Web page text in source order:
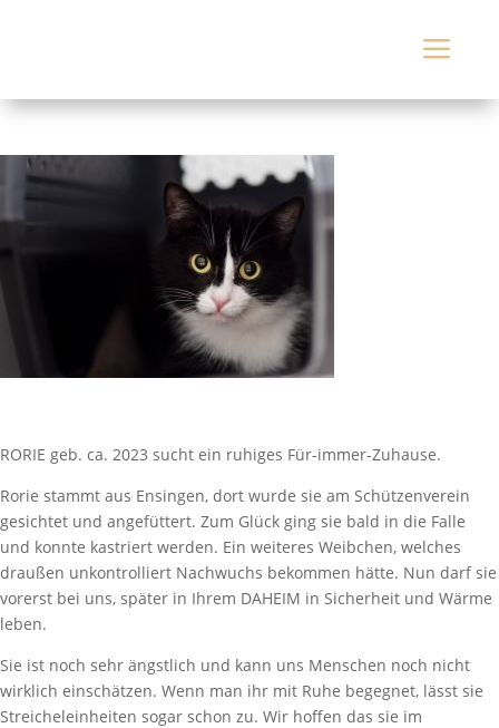
a
RORIE geb. ca. 2023 sucht ein ruhiges Für-immer-Zuhause.
Rorie stammt aus Ensingen, dort wurde sie am Schützenverein
gesichtet und angefüttert. Zum Glück ging sie bald in die Falle
und konnte kastriert werden. Ein weiteres Weibchen, welches
draußen unkontrolliert Nachwuchs bekommen hätte. Nun darf sie
vorerst bei uns, später in Ihrem DAHEIM in Sicherheit und Wärme
leben.
Sie ist noch sehr ängstlich und kann uns Menschen noch nicht
wirklich einschätzen. Wenn man ihr mit Ruhe begegnet, lässt sie
Streicheleinheiten sogar schon zu. Wir hoffen das sie im